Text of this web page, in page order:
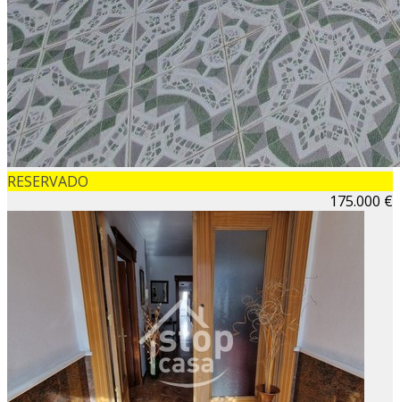
RESERVADO
175.000 €